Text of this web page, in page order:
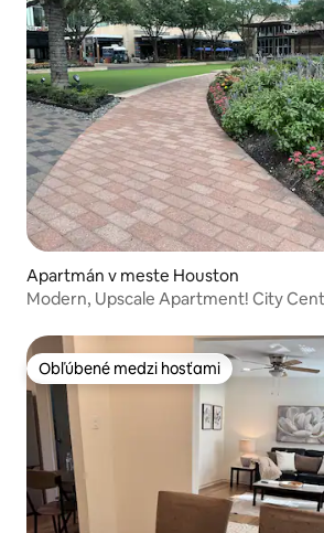
Apartmán v meste Houston
Modern, Upscale Apartment! City
Obľúbené medzi hosťami
Obľúbené medzi hosťami